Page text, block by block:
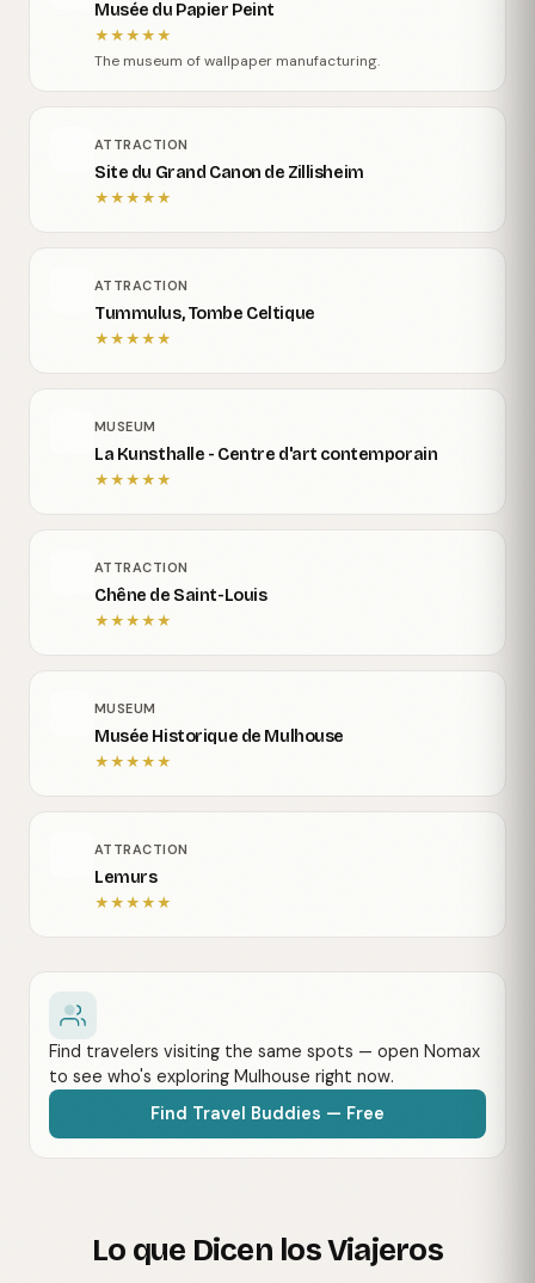
Musée du Papier Peint
★★★★★
The museum of wallpaper manufacturing.
ATTRACTION
Site du Grand Canon de Zillisheim
★★★★★
ATTRACTION
Tummulus, Tombe Celtique
★★★★★
MUSEUM
La Kunsthalle - Centre d'art contemporain
★★★★★
ATTRACTION
Chêne de Saint-Louis
★★★★★
MUSEUM
Musée Historique de Mulhouse
★★★★★
ATTRACTION
Lemurs
★★★★★
Find travelers visiting the same spots — open Nomax
to see who's exploring Mulhouse right now.
Find Travel Buddies — Free
Lo que Dicen los Viajeros